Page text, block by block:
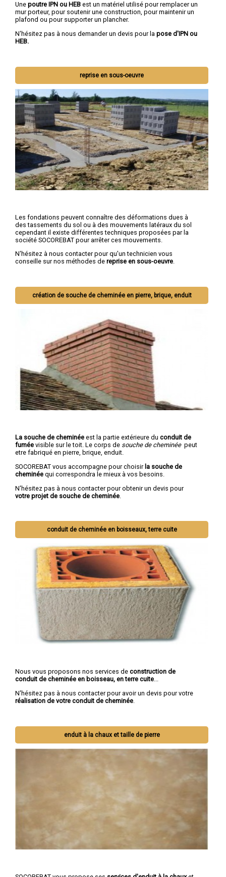
Une poutre IPN ou HEB est un matériel utilisé pour remplacer un
mur porteur, pour soutenir une construction, pour maintenir un
plafond ou pour supporter un plancher.
N'hésitez pas à nous demander un devis pour la pose d'IPN ou
HEB.
reprise en sous-oeuvre
Les fondations peuvent connaître des déformations dues à
des tassements du sol ou à des mouvements latéraux du sol
cependant il existe différentes techniques proposées par la
société SOCOREBAT pour arrêter ces mouvements.
N'hésitez à nous contacter pour qu'un technicien vous
conseille sur nos méthodes de reprise en sous-oeuvre.
création de souche de cheminée en pierre, brique, enduit
La souche de cheminée est la partie extérieure du conduit de
fumée visible sur le toit. Le corps de souche de cheminéepeut
etre fabriqué en pierre, brique, enduit.
SOCOREBAT vous accompagne pour choisir la souche de
cheminée qui correspondra le mieux à vos besoins.
N'hésitez pas à nous contacter pour obtenir un devis pour
votre projet de souche de cheminée
conduit de cheminée en boisseaux, terre cuite
Nous vous proposons nos services de construction de
conduit de cheminée en boisseau, en terre cuite...
N'hésitez pas à nous contacter pour avoir un devis pour votre
réalisation de votre conduit de cheminée.
enduit à la chaux et taille de pierre